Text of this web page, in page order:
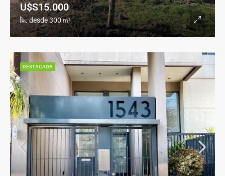
desde 300 m²
U$S15.000
DESTACADA